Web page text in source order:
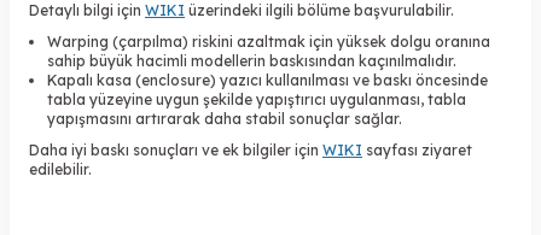
Detaylı bilgi için WIKI üzerindeki ilgili bölüme başvurulabilir.
Warping (çarpılma) riskini azaltmak için yüksek dolgu oranına
sahip büyük hacimli modellerin baskısından kaçınılmalıdır.
Kapalı kasa (enclosure) yazıcı kullanılması ve baskı öncesinde
tabla yüzeyine uygun şekilde yapıştırıcı uygulanması, tabla
yapışmasını artırarak daha stabil sonuçlar sağlar.
Daha iyi baskı sonuçları ve ek bilgiler için WIKI sayfası ziyaret
edilebilir.